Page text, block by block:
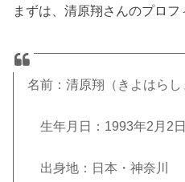
まずは、清原翔さんのプロフ
名前：清原翔（きよはらし
生年月日： 1993年2 月 2
出身地：日本・神奈川